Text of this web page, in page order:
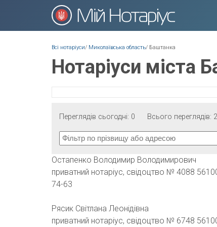
Ви є тут
Всі нотаріуси/ Миколаївська область/ Баштанка
Нотаріуси міста
Переглядів сьогодні: 0 Всього переглядів:
Остапенко Володимир Володимирович
приватний нотаріус, свідоцтво № 4088
74-63
Рясик Світлана Леонідівна
приватний нотаріус, свідоцтво № 6748